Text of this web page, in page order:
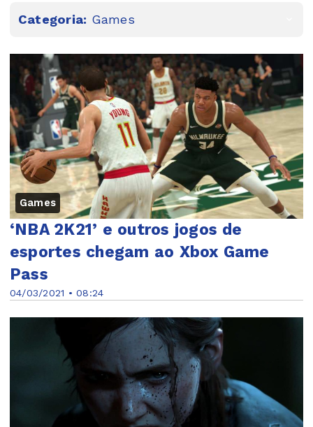
Categoria: Games
Games
04/03/2021 • 08:24
‘NBA 2K21’ e outros jogos de
esportes chegam ao Xbox Game
Pass